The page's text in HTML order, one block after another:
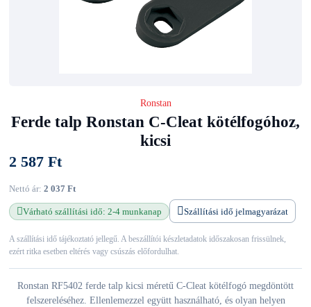
Ronstan
Ferde talp Ronstan C-Cleat kötélfogóhoz,
kicsi
2 587 Ft
Nettó ár: 2 037 Ft
Várható szállítási idő: 2-4 munkanap Szállítási idő jelmagyarázat
A szállítási idő tájékoztató jellegű. A beszállítói készletadatok időszakosan frissülnek,
ezért ritka esetben eltérés vagy csúszás előfordulhat.
Ronstan RF5402 ferde talp kicsi méretű C-Cleat kötélfogó megdöntött
felszereléséhez. Ellenlemezzel együtt használható, és olyan helyen